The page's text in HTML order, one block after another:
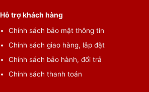
Hỗ trợ khách hàng
Chính sách bảo mật thông tin
Chính sách giao hàng, lắp đặt
Chính sách bảo hành, đổi trả
Chính sách thanh toán